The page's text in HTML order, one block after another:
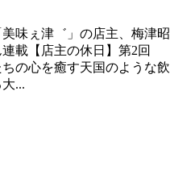
味ぇ津゛」の店主、梅津昭
載【店主の休日】第2回
の心を癒す天国のような飲
...